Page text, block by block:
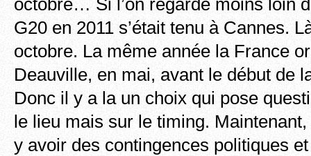
octobre… Si l’on regarde moins loin
G20 en 2011 s’était tenu à Cannes.
octobre. La même année la France
Deauville, en mai, avant le début de
Donc il y a la un choix qui pose
le lieu mais sur le timing.
y avoir des contingences politiques et